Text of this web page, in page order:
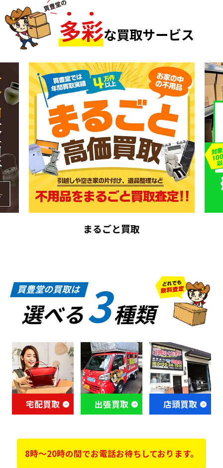
多彩な買取サービス
まるごと買取
買豊堂の買取は
選べる3種類
宅配買取 出張買取 店頭買取
8時～20時の間でお電話お待ちしております。